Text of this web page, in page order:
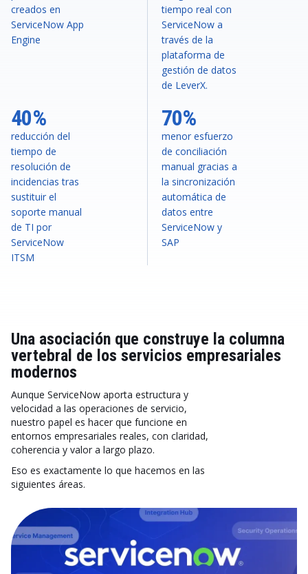
40%
reducción del
tiempo de
resolución de
incidencias tras
sustituir el
soporte manual
de TI por
ServiceNow
ITSM
creados en
ServiceNow App
Engine
tiempo real con
ServiceNow a
través de la
plataforma de
gestión de datos
de LeverX.
70%
menor esfuerzo
de conciliación
manual gracias a
la sincronización
automática de
datos entre
ServiceNow y
SAP
Una asociación que construye la columna
vertebral de los servicios empresariales
modernos
Aunque ServiceNow aporta estructura y
velocidad a las operaciones de servicio,
nuestro papel es hacer que funcione en
entornos empresariales reales, con claridad,
coherencia y valor a largo plazo.
Eso es exactamente lo que hacemos en las
siguientes áreas.